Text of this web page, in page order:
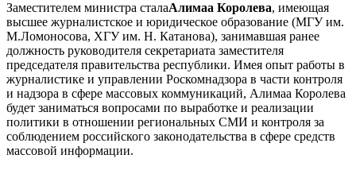
Заместителем министра сталаАлимаа Королева, имеющая
высшее журналистское и юридическое образование (МГУ им.
М.Ломоносова, ХГУ им. Н. Катанова), занимавшая ранее
должность руководителя секретариата заместителя
председателя правительства республики. Имея опыт работы в
журналистике и управлении Роскомнадзора в части контроля
и надзора в сфере массовых коммуникаций, Алимаа Королева
будет заниматься вопросами по выработке и реализации
политики в отношении региональных СМИ и контроля за
соблюдением российского законодательства в сфере средств
массовой информации.